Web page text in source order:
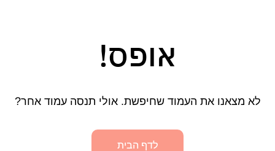
אופס!
לא מצאנו את העמוד שחיפשת. אולי תנסה עמוד אחר?
לדף הבית